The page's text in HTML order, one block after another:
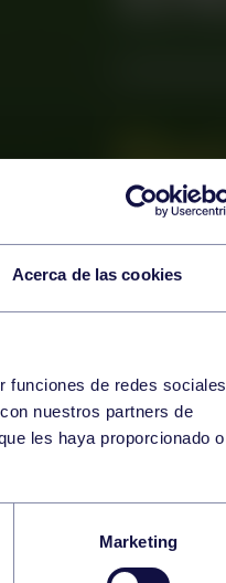
Acerca de las cookies
funciones de redes sociales
nuestros partners de
les haya proporcionado o
Marketing